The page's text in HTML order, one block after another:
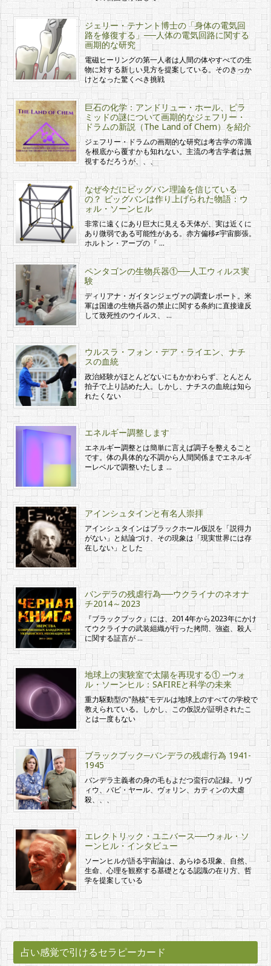
ジェリー・テナント博士の「身体の電気回
路を修復する」──人体の電気回路に関する
画期的な研究
電磁ヒーリングの第一人者は人間の体やすべての生
物に対する新しい見方を提案している。そのきっか
けとなった驚くべき挑戦
巨石の化学：アンドリュー・ホール、ピラ
ミッドの謎について画期的なジェフリー・
ドラムの新説（The Land of Chem）を紹介
ジェフリー・ドラムの画期的な研究は考古学の常識
を根底から覆すかも知れない。主流の考古学者は無
視するだろうが、、、
なぜ今だにビッグバン理論を信じている
の？ ビッグバンは作り上げられた物語：ウ
ォル・ソーンヒル
非常に遠くにあり巨大に見える天体が、実は近くに
あり微弱である可能性がある。赤方偏移≠宇宙膨張。
ホルトン・アープの『 …
ペンタゴンの生物兵器①──人工ウィルス実
験
ディリアナ・ガイタンジェヴァの調査レポート。米
軍は国連の生物兵器の禁止に関する条約に直接違反
して致死性のウイルス、 …
ウルスラ・フォン・デア・ライエン、ナチ
スの血統
政治経験がほとんどないにもかかわらず、とんとん
拍子で上り詰めた人。しかし、ナチスの血統は知ら
れたくない
エネルギー調整します
エネルギー調整とは簡単に言えば調子を整えること
です。体の具体的な不調から人間関係までエネルギ
ーレベルで調整いたしま …
アインシュタインと有名人崇拝
アインシュタインはブラックホール仮説を「説得力
がない」と結論づけ、その現象は「現実世界には存
在しない」とした
バンデラの残虐行為──ウクライナのネオナ
チ2014～2023
『ブラックブック』には、2014年から2023年にかけ
てウクライナの武装組織が行った拷問、強盗、殺人
に関する証言が …
地球上の実験室で太陽を再現する① ─ウォ
ル・ソーンヒル：SAFIREと科学の未来
重力駆動型の"熱核"モデルは地球上のすべての学校で
教えられている。しかし、この仮説が証明されたこ
とは一度もない
ブラックブック─バンデラの残虐行為 1941-
1945
バンデラ主義者の身の毛もよだつ蛮行の記録。リヴ
ィウ、バビ・ヤール、ヴォリン、カティンの大虐
殺、、、
エレクトリック・ユニバース──ウォル・ソ
ーンヒル・インタビュー
ソーンヒルが語る宇宙論は、あらゆる現象、自然、
生命、心理を観察する基礎となる認識の在り方、哲
学を提案している
占い感覚で引けるセラピーカード